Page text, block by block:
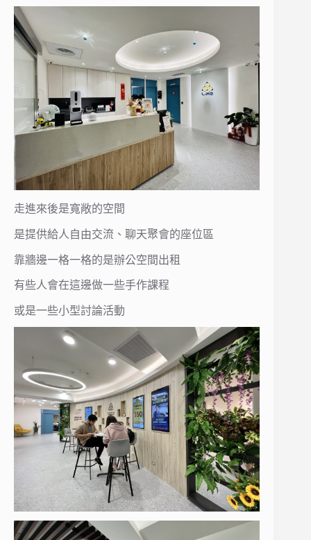
走進來後是寬敞的空間
是提供給人自由交流、聊天聚會的座位區
靠牆邊一格一格的是辦公空間出租
有些人會在這邊做一些手作課程
或是一些小型討論活動